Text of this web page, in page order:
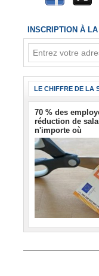
INSCRIPTION À
LE CHIFFRE DE LA
70 % des
réduction de
n'importe où